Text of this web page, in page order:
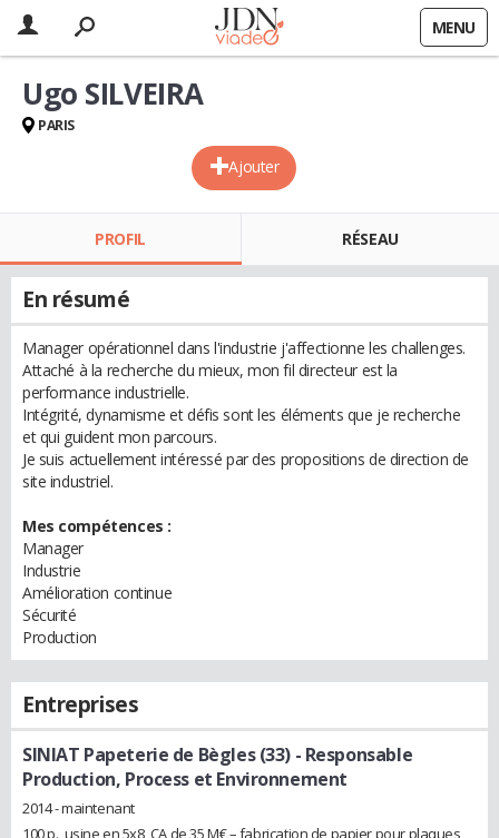
MENU
Ajouter
Ugo SILVEIRA
PARIS
PROFIL RÉSEAU
En résumé
Manager opérationnel dans l'industrie j'affectionne les challenges.
Attaché à la recherche du mieux, mon fil directeur est la
performance industrielle.
Intégrité, dynamisme et défis sont les éléments que je recherche
et qui guident mon parcours.
Je suis actuellement intéressé par des propositions de direction de
site industriel.
Mes compétences :
Manager
Industrie
Amélioration continue
Sécurité
Production
Entreprises
SINIAT Papeterie de Bègles (33)- Responsable
Production, Process et Environnement
2014 - maintenant
100 p., usine en 5x8, CA de 35 M€ – fabrication de papier pour plaques